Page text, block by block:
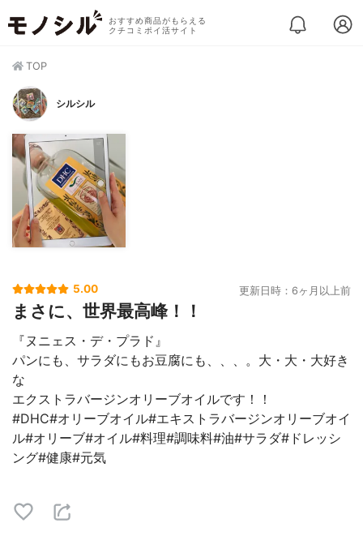
おすすめ商品がもらえる
クチコミポイ活サイト
TOP
シルシル
5.00 更新日時：6ヶ月以上前
まさに、世界最高峰！！
『ヌニェス・デ・プラド』
パンにも、サラダにもお豆腐にも、、、。大・大・大好き
な
エクストラバージンオリーブオイルです！！
#DHC#オリーブオイル#エキストラバージンオリーブオイ
ル#オリーブ#オイル#料理#調味料#油#サラダ#ドレッシ
ング#健康#元気